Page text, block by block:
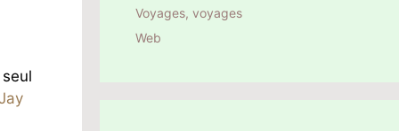
Voyages, voyages
Web